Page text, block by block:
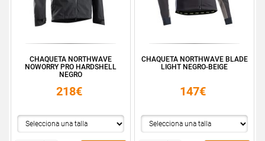
CHAQUETA NORTHWAVE
NOWORRY PRO HARDSHELL
NEGRO
218€
CHAQUETA NORTHWAVE BLADE
LIGHT NEGRO-BEIGE
147€